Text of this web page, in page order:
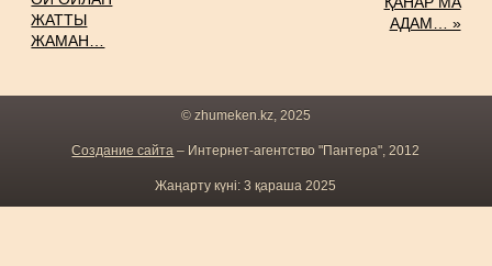
ЖАТТЫ
ЖАМАН…
АДАМ… »
© zhumeken.kz, 2025
Создание сайта – Интернет-агентство "Пантера", 2012
Жаңарту күні: 3 қараша 2025